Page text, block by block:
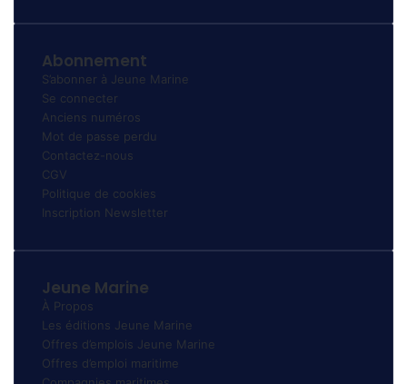
Abonnement
S’abonner à Jeune Marine
Se connecter
Anciens numéros
Mot de passe perdu
Contactez-nous
CGV
Politique de cookies
Inscription Newsletter
Jeune Marine
À Propos
Les éditions Jeune Marine
Offres d’emplois Jeune Marine
Offres d’emploi maritime